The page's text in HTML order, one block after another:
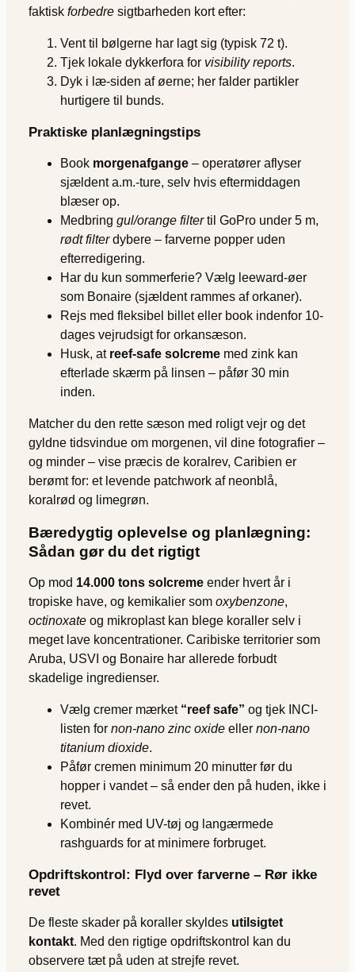
faktisk forbedre sigtbarheden kort efter:
Vent til bølgerne har lagt sig (typisk 72 t).
Tjek lokale dykkerfora for visibility reports.
Dyk i læ‐siden af øerne; her falder partikler
hurtigere til bunds.
Praktiske planlægningstips
Book morgenafgange – operatører aflyser
sjældent a.m.-ture, selv hvis eftermiddagen
blæser op.
Medbring gul/orange filtertil GoPro under 5 m,
rødt filterdybere – farverne popper uden
efterredigering.
Har du kun sommerferie? Vælg leeward-øer
som Bonaire (sjældent rammes af orkaner).
Rejs med fleksibel billet eller book indenfor 10-
dages vejrudsigt for orkansæson.
Husk, at reef-safe solcreme med zink kan
efterlade skærm på linsen – påfør 30 min
inden.
Matcher du den rette sæson med roligt vejr og det
gyldne tidsvindue om morgenen, vil dine fotografier –
og minder – vise præcis de koralrev, Caribien er
berømt for: et levende patchwork af neonblå,
koralrød og limegrøn.
Bæredygtig oplevelse og planlægning:
Sådan gør du det rigtigt
Op mod 14.000 tons solcreme ender hvert år i
tropiske have, og kemikalier som oxybenzone,
octinoxate og mikroplast kan blege koraller selv i
meget lave koncentrationer. Caribiske territorier som
Aruba, USVI og Bonaire har allerede forbudt
skadelige ingredienser.
Vælg cremer mærket “reef safe” og tjek INCI-
listen for non-nano zinc oxide eller non-nano
titanium dioxide.
Påfør cremen minimum 20 minutter før du
hopper i vandet – så ender den på huden, ikke i
revet.
Kombinér med UV-tøj og langærmede
rashguards for at minimere forbruget.
Opdriftskontrol: Flyd over farverne – Rør ikke
revet
De fleste skader på koraller skyldes utilsigtet
kontakt. Med den rigtige opdriftskontrol kan du
observere tæt på uden at strejfe revet.